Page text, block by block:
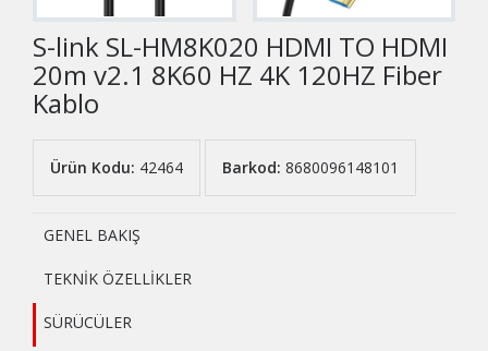
S-link SL-HM8K020 HDMI TO HDMI
20m v2.1 8K60 HZ 4K 120HZ Fiber
Kablo
Ürün Kodu: 42464 Barkod: 8680096148101
GENEL BAKIŞ
TEKNİK ÖZELLİKLER
SÜRÜCÜLER